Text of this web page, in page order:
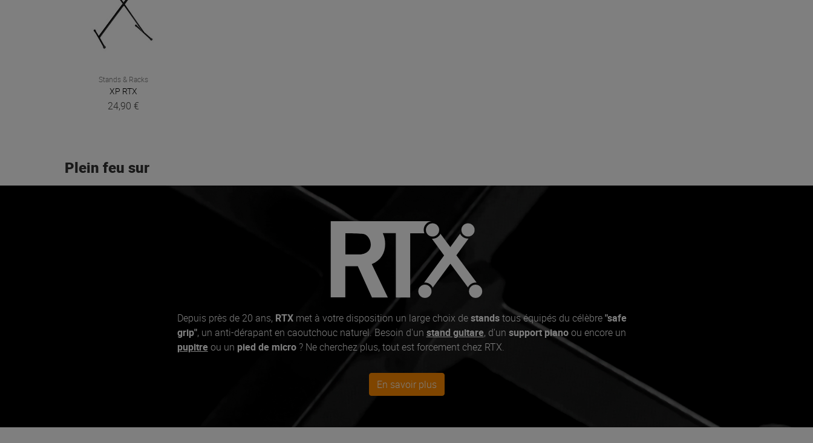
Stands & Racks
XP RTX
24,90 €
Plein feu sur
Depuis près de 20 ans, RTX met à votre disposition un large choix destandstous équipés du célèbre"safe
grip", un anti-dérapant en caoutchouc naturel. Besoin d'un stand guitare, d'un support pianoou encore un
pupitreou un pied de micro? Ne cherchez plus, tout est forcement chez RTX.
En savoir plus